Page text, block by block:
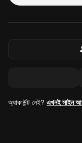
অ্যাকাউন্ট নেই? এখনই সাইন